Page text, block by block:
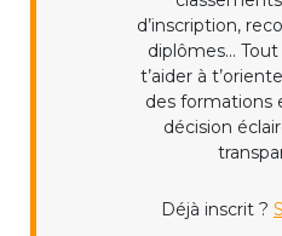
d’inscription,
diplômes...
t’aider à
des formations
décision
Déjà inscrit ?